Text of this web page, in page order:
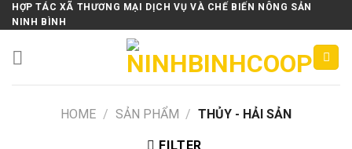
Skip
to
content
HỢP TÁC XÃ THƯƠNG MẠI DỊCH VỤ VÀ CHẾ BIẾN NÔNG SẢN
NINH BÌNH
HOME / SẢN PHẨM / THỦY - HẢI SẢN
FILTER